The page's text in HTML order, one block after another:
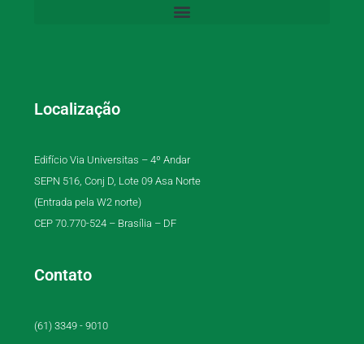
Localização
Edifício Via Universitas – 4º Andar
SEPN 516, Conj D, Lote 09 Asa Norte
(Entrada pela W2 norte)
CEP 70.770-524 – Brasília – DF
Contato
(61) 3349 - 9010